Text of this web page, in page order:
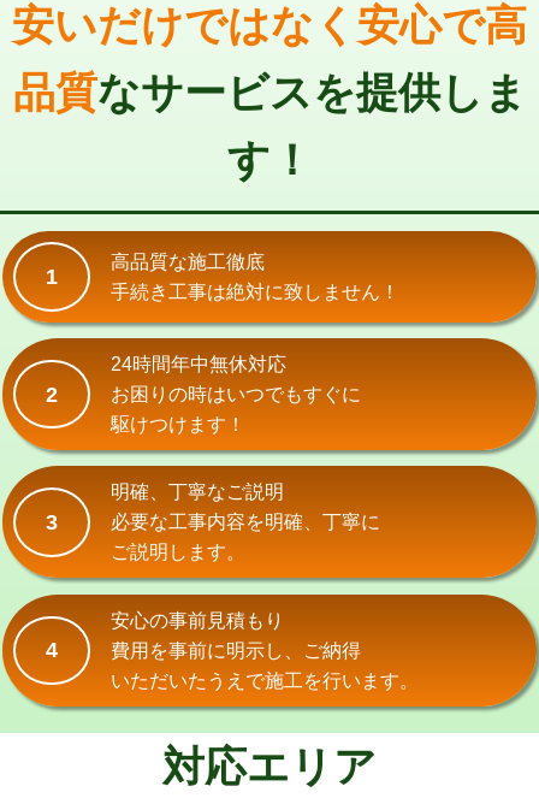
その他部品の脱着 8,800円～
交換・取付（タンク） 22,000円+材料費
交換・取付(単水栓（壁付・デッキ
式・ワンホール）)
交換・取付(排水栓・排水トラップ
（P/S/ポップアップ））
22,000円+材料費
交換・取付（その他部品）
持込商品取付（単水栓）
持込商品取付（混合水栓） 16,500円
持込商品取付（浄水器・分岐水栓） 16,500円
給水管工事※（ホール加工)
給水管工事※（バンド止め)
給水管工事※（支持金具設置) 5,500円
給水管工事※（保温材使用（バンド止
め込み）)
5,500円
給水管工事※（土の掘削・埋め戻し作
11,000円
安いだけではなく安心で高
品質なサービスを提供しま
す！
1
高品質な施工徹底
手続き工事は絶対に致しません！
2
24時間年中無休対応
お困りの時はいつでもすぐに
駆けつけます！
3
明確、丁寧なご説明
必要な工事内容を明確、丁寧に
ご説明します。
4
安心の事前見積もり
費用を事前に明示し、ご納得
いただいたうえで施工を行います。
対応エリア